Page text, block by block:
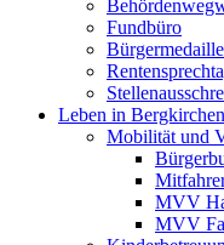
Fundbüro
Leben in Bergkirchen
Mobilität und
MVV
MVV